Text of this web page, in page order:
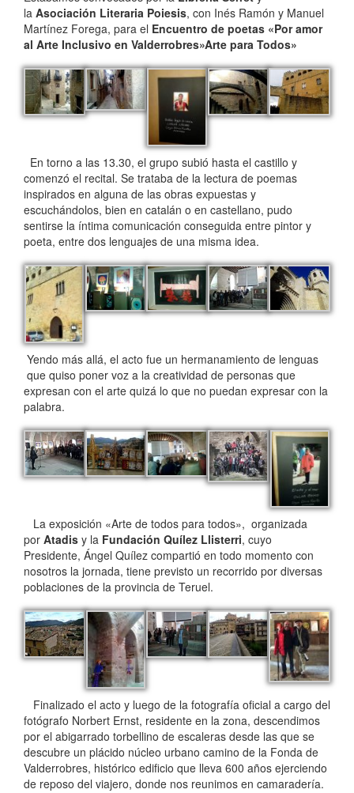
la Asociación Literaria Poiesis, con Inés Ramón y Manuel
Martínez Forega, para el Encuentro de poetas «Por amor
al Arte Inclusivo en Valderrobres»Arte para Todos»
En torno a las 13.30, el grupo subió hasta el castillo y
comenzó el recital. Se trataba de la lectura de poemas
inspirados en alguna de las obras expuestas y
escuchándolos, bien en catalán o en castellano, pudo
sentirse la íntima comunicación conseguida entre pintor y
poeta, entre dos lenguajes de una misma idea.
Yendo más allá, el acto fue un hermanamiento de lenguas
que quiso poner voz a la creatividad de personas que
expresan con el arte quizá lo que no puedan expresar con la
palabra.
La exposición «Arte de todos para todos», organizada
por Atadis y la Fundación Quílez Llisterri, cuyo
Presidente, Ángel Quílez compartió en todo momento con
nosotros la jornada, tiene previsto un recorrido por diversas
poblaciones de la provincia de Teruel.
Finalizado el acto y luego de la fotografía oficial a cargo del
fotógrafo Norbert Ernst, residente en la zona, descendimos
por el abigarrado torbellino de escaleras desde las que se
descubre un plácido núcleo urbano camino de la Fonda de
Valderrobres, histórico edificio que lleva 600 años ejerciendo
de reposo del viajero, donde nos reunimos en camaradería.